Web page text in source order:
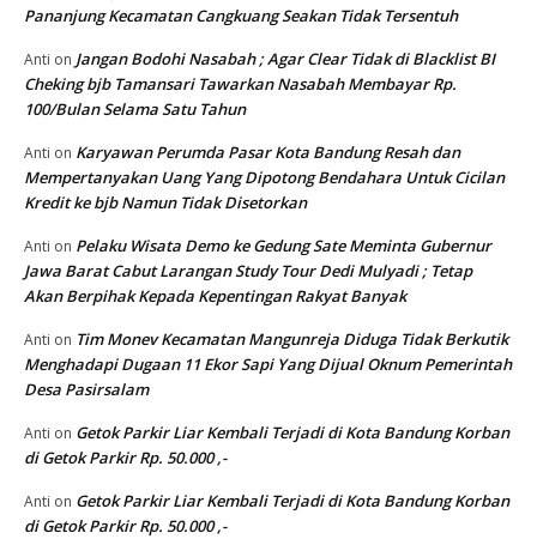
Pananjung Kecamatan Cangkuang Seakan Tidak Tersentuh
Anti on Jangan Bodohi Nasabah ; Agar Clear Tidak di Blacklist BI
Cheking bjb Tamansari Tawarkan Nasabah Membayar Rp.
100/Bulan Selama Satu Tahun
Anti on Karyawan Perumda Pasar Kota Bandung Resah dan
Mempertanyakan Uang Yang Dipotong Bendahara Untuk Cicilan
Kredit ke bjb Namun Tidak Disetorkan
Anti on Pelaku Wisata Demo ke Gedung Sate Meminta Gubernur
Jawa Barat Cabut Larangan Study Tour Dedi Mulyadi ; Tetap
Akan Berpihak Kepada Kepentingan Rakyat Banyak
Anti on Tim Monev Kecamatan Mangunreja Diduga Tidak Berkutik
Menghadapi Dugaan 11 Ekor Sapi Yang Dijual Oknum Pemerintah
Desa Pasirsalam
Anti on Getok Parkir Liar Kembali Terjadi di Kota Bandung Korban
di Getok Parkir Rp. 50.000 ,-
Anti on Getok Parkir Liar Kembali Terjadi di Kota Bandung Korban
di Getok Parkir Rp. 50.000 ,-